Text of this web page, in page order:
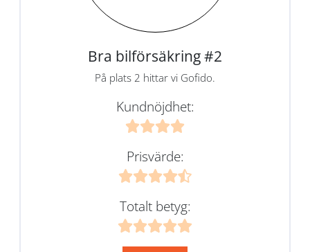
Bra bilförsäkring #2
På plats 2 hittar vi Gofido.
Kundnöjdhet:
Prisvärde:
Totalt betyg: